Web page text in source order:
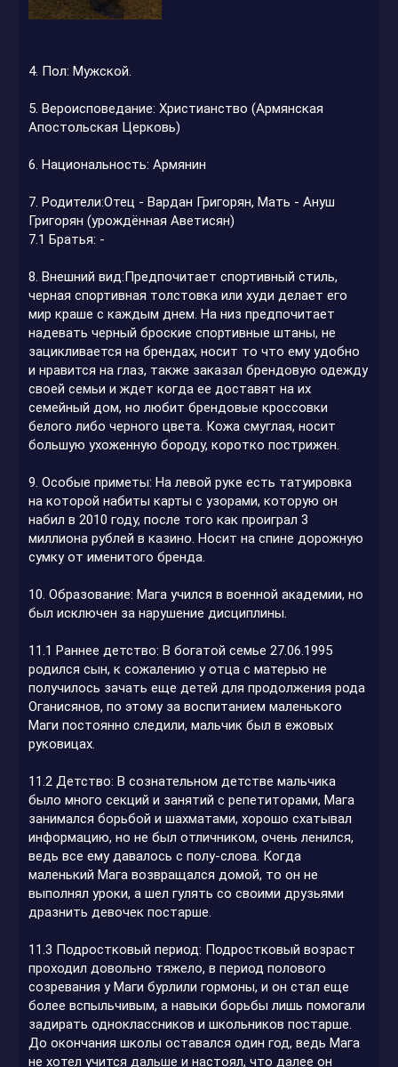
4. Пол: Мужской.
5. Вероисповедание: Христианство (Армянская
Апостольская Церковь)
6. Национальность: Армянин
7. Родители:Отец - Вардан Григорян, Мать - Ануш
Григорян (урождённая Аветисян)
7.1 Братья: -
8. Внешний вид:Предпочитает спортивный стиль,
черная спортивная толстовка или худи делает его
мир краше с каждым днем. На низ предпочитает
надевать черный броские спортивные штаны, не
зацикливается на брендах, носит то что ему удобно
и нравится на глаз, также заказал брендовую одежду
своей семьи и ждет когда ее доставят на их
семейный дом, но любит брендовые кроссовки
белого либо черного цвета. Кожа смуглая, носит
большую ухоженную бороду, коротко пострижен.
9. Особые приметы: На левой руке есть татуировка
на которой набиты карты с узорами, которую он
набил в 2010 году, после того как проиграл 3
миллиона рублей в казино. Носит на спине дорожную
сумку от именитого бренда.
10. Образование: Мага учился в военной академии, но
был исключен за нарушение дисциплины.
11.1 Раннее детство: В богатой семье 27.06.1995
родился сын, к сожалению у отца с матерью не
получилось зачать еще детей для продолжения рода
Оганисянов, по этому за воспитанием маленького
Маги постоянно следили, мальчик был в ежовых
руковицах.
11.2 Детство: В сознательном детстве мальчика
было много секций и занятий с репетиторами, Мага
занимался борьбой и шахматами, хорошо схатывал
информацию, но не был отличником, очень ленился,
ведь все ему давалось с полу-слова. Когда
маленький Мага возвращался домой, то он не
выполнял уроки, а шел гулять со своими друзьями
дразнить девочек постарше.
11.3 Подростковый период: Подростковый возраст
проходил довольно тяжело, в период полового
созревания у Маги бурлили гормоны, и он стал еще
более вспыльчивым, а навыки борьбы лишь помогали
задирать одноклассников и школьников постарше.
До окончания школы оставался один год, ведь Мага
не хотел учится дальше и настоял, что далее он